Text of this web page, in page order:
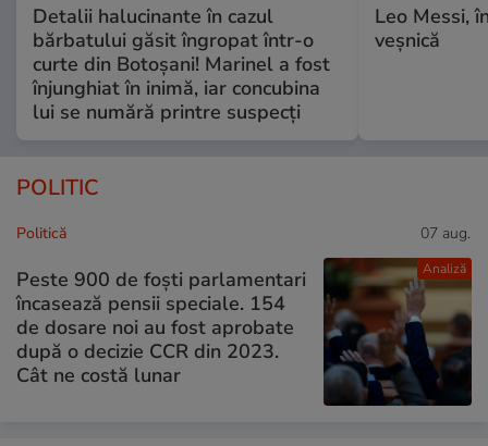
Detalii halucinante în cazul
bărbatului găsit îngropat într-o
curte din Botoșani! Marinel a fost
înjunghiat în inimă, iar concubina
lui se numără printre suspecți
Leo Messi,
veșnică
POLITIC
Analiză
Politică 07 aug.
Peste 900 de foști parlamentari
încasează pensii speciale. 154
de dosare noi au fost aprobate
după o decizie CCR din 2023.
Cât ne costă lunar